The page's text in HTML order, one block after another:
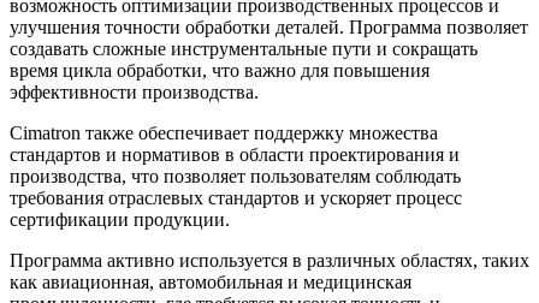
возможность оптимизации производственных процессов и
улучшения точности обработки деталей. Программа позволяет
создавать сложные инструментальные пути и сокращать
время цикла обработки, что важно для повышения
эффективности производства.
Cimatron также обеспечивает поддержку множества
стандартов и нормативов в области проектирования и
производства, что позволяет пользователям соблюдать
требования отраслевых стандартов и ускоряет процесс
сертификации продукции.
Программа активно используется в различных областях, таких
как авиационная, автомобильная и медицинская